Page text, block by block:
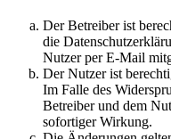
Der Betreiber ist
die
Nutzer per E-Mail
Der Nutzer ist
Im Falle des
Betreiber und dem
sofortiger Wirkung.